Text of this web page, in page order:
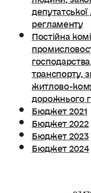
депутатської
регламенту
Постійна
транспорту,
житлово-
дорожнього
Бюджет 2021
Бюджет 2022
Бюджет 2023
Бюджет 2024